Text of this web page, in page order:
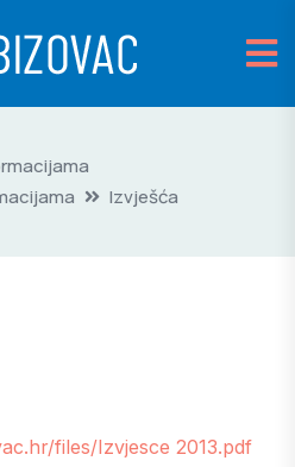
Izvješća
files/Izvjesce 2013.pdf